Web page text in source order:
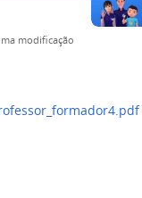
modificação